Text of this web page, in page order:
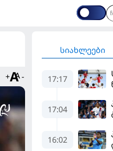
+ -
სიახლეები
17:17
17:04
16:02